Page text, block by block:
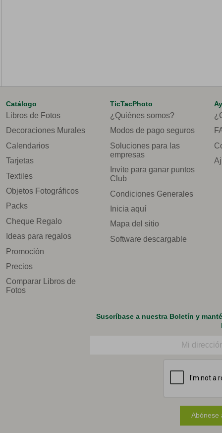
Catálogo
Libros de Fotos
Decoraciones Murales
Calendarios
Tarjetas
Textiles
Objetos Fotográficos
Packs
Cheque Regalo
Ideas para regalos
Promoción
Precios
Comparar Libros de
Fotos
TicTacPhoto
¿Quiénes somos?
Modos de pago seguros
Soluciones para las
empresas
Invite para ganar puntos
Club
Condiciones Generales
Inicia aquí
Mapa del sitio
Software descargable
Suscríbase a nuestra Boletín y
Abónese